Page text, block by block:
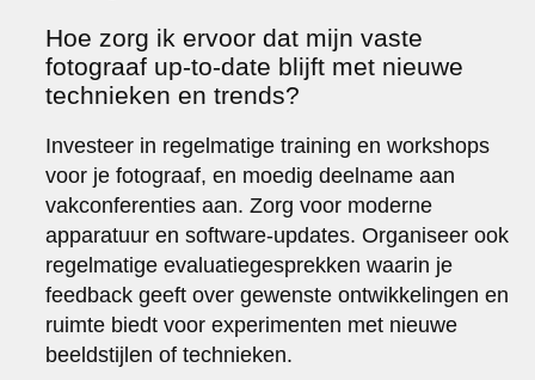
Hoe zorg ik ervoor dat mijn vaste
fotograaf up-to-date blijft met nieuwe
technieken en trends?
Investeer in regelmatige training en workshops
voor je fotograaf, en moedig deelname aan
vakconferenties aan. Zorg voor moderne
apparatuur en software-updates. Organiseer ook
regelmatige evaluatiegesprekken waarin je
feedback geeft over gewenste ontwikkelingen en
ruimte biedt voor experimenten met nieuwe
beeldstijlen of technieken.